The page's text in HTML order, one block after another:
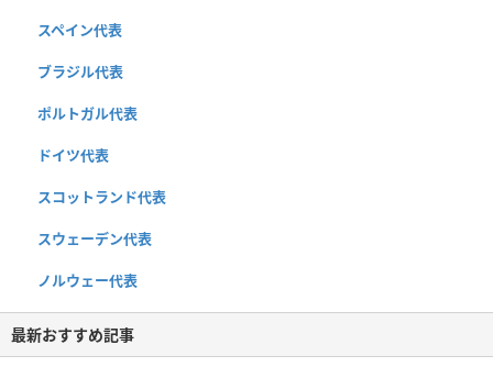
スペイン代表
ブラジル代表
ポルトガル代表
ドイツ代表
スコットランド代表
スウェーデン代表
ノルウェー代表
最新おすすめ記事